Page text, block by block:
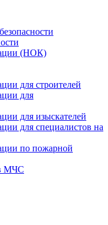
(НОК)
для строителей
для
для изыскателей
для специалистов на
по пожарной
МЧС